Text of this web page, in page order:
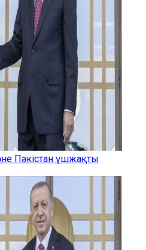
Пәкістан үшжақты